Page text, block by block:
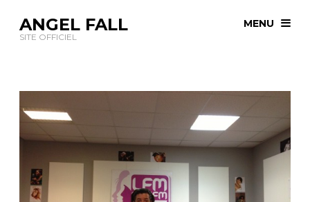
ANGEL FALL
SITE OFFICIEL
MENU